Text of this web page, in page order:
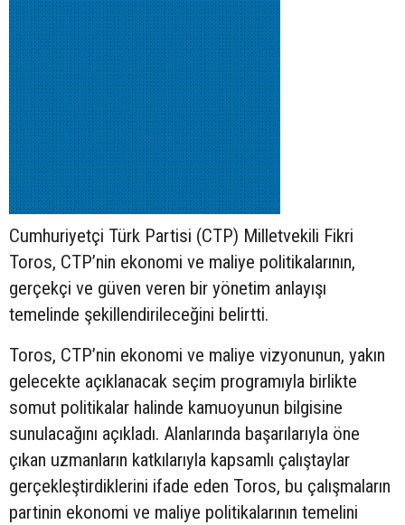
Cumhuriyetçi Türk Partisi (CTP) Milletvekili Fikri
Toros, CTP’nin ekonomi ve maliye politikalarının,
gerçekçi ve güven veren bir yönetim anlayışı
temelinde şekillendirileceğini belirtti.
Toros, CTP’nin ekonomi ve maliye vizyonunun, yakın
gelecekte açıklanacak seçim programıyla birlikte
somut politikalar halinde kamuoyunun bilgisine
sunulacağını açıkladı. Alanlarında başarılarıyla öne
çıkan uzmanların katkılarıyla kapsamlı çalıştaylar
gerçekleştirdiklerini ifade eden Toros, bu çalışmaların
partinin ekonomi ve maliye politikalarının temelini